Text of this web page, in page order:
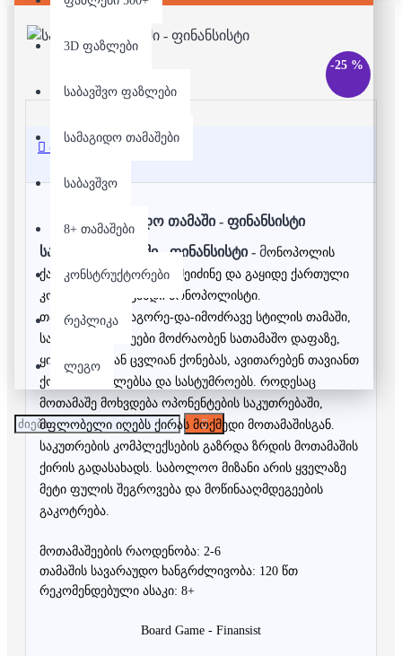
3D ფაზლები
საბავშვო ფაზლები
სამაგიდო თამაშები
საბავშვო
8+ თამაშები
კონსტრუქტორები
რეპლიკა
ლეგო
-25 %
აღწერა
სამაგიდო თამაში - ფინანსისტი
სამაგიდო თამაში - ფინანსისტი - მონოპოლის
ქართული ადაპტაციაა. შეიძინე და გაყიდე ქართული
კომპანიები და გახდი მონოპოლისტი.
თამაში არის გააგორე-და-იმოძრავე სტილის თამაში,
სადაც მოთამაშეები მოძრაობენ სათამაშო დაფაზე,
ყიდულობენ ან ცვლიან ქონებას, ავითარებენ თავიანთ
ქონებას, სახლებსა და სასტუმროებს. როდესაც
მოთამაშე მოხვდება ოპონენტების საკუთრებაში,
მფლობელი იღებს ქირას მოქმედი მოთამაშისგან.
საკუთრების კომპლექსების გაზრდა ზრდის მოთამაშის
ქირის გადასახადს. საბოლოო მიზანი არის ყველაზე
მეტი ფულის შეგროვება და მოწინააღმდეგეების
გაკოტრება.
მოთამაშეების რაოდენობა: 2-6
თამაშის სავარაუდო ხანგრძლივობა: 120 წთ
რეკომენდებული ასაკი: 8+
Board Game - Finansist